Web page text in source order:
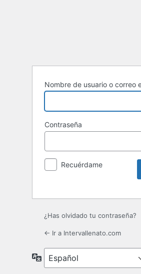
Nombre de usuario o correo
Contraseña
Recuérdame
¿Has olvidado tu contraseña?
← Ir a Intervallenato.com
Idioma